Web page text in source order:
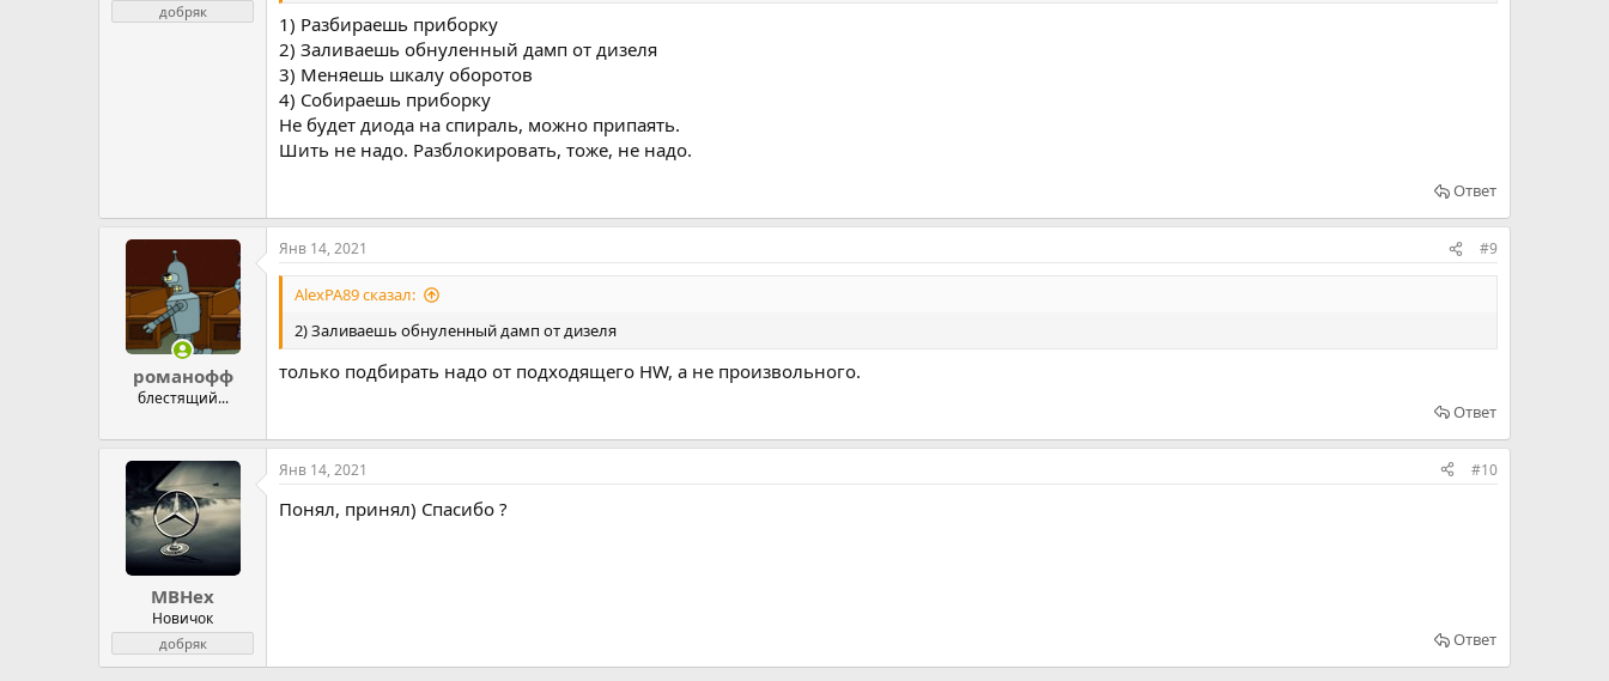
добряк
1) Разбираешь приборку
2) Заливаешь обнуленный дамп от дизеля
3) Меняешь шкалу оборотов
4) Собираешь приборку
Не будет диода на спираль, можно припаять.
Шить не надо. Разблокировать, тоже, не надо.
Ответ
романофф
блестящий...
Янв 14, 2021 #9
AlexPA89 сказал:
2) Заливаешь обнуленный дамп от дизеля
только подбирать надо от подходящего HW, а не произвольного.
Ответ
MBHex
Новичок
добряк
Янв 14, 2021 #10
Понял, принял) Спасибо ?
Ответ